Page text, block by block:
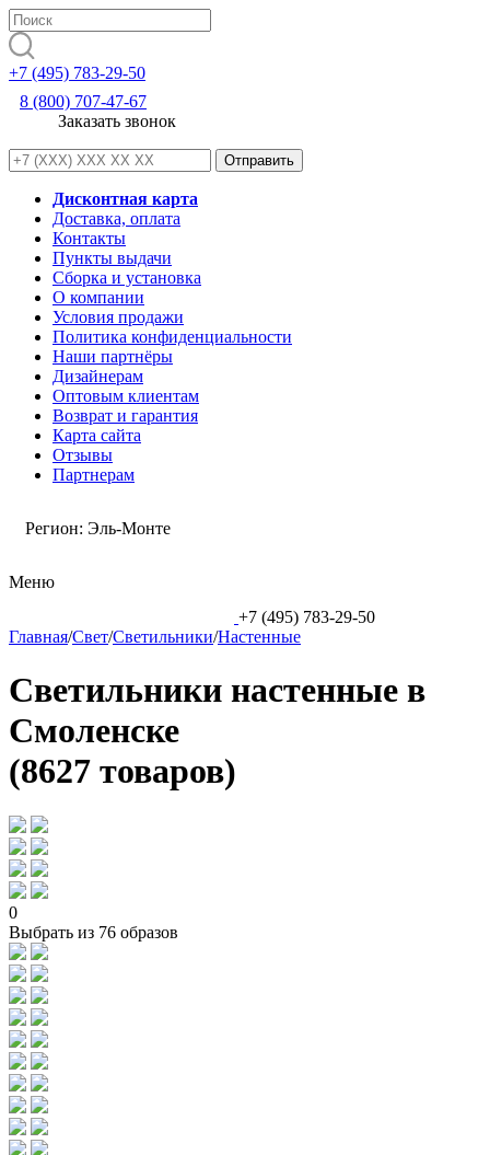
+7 (495) 783-29-50
8 (800) 707-47-67
Заказать звонок
Дисконтная карта
Доставка, оплата
Контакты
Пункты выдачи
Сборка и установка
О компании
Условия продажи
Политика конфиденциальности
Наши партнёры
Дизайнерам
Оптовым клиентам
Возврат и гарантия
Карта сайта
Отзывы
Партнерам
Регион: Эль-Монте
Меню
+7 (495) 783-29-50
Главная/Свет/Светильники/Настенные
Светильники настенные в
Смоленске
(8627 товаров)
0
Выбрать из 76 образов